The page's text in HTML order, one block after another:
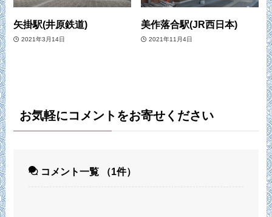
矢掛駅(井原鉄道)
2021年3月14日
美作落合駅(JR西日本)
2021年11月4日
お気軽にコメントをお寄せください
コメント一覧 （1件）